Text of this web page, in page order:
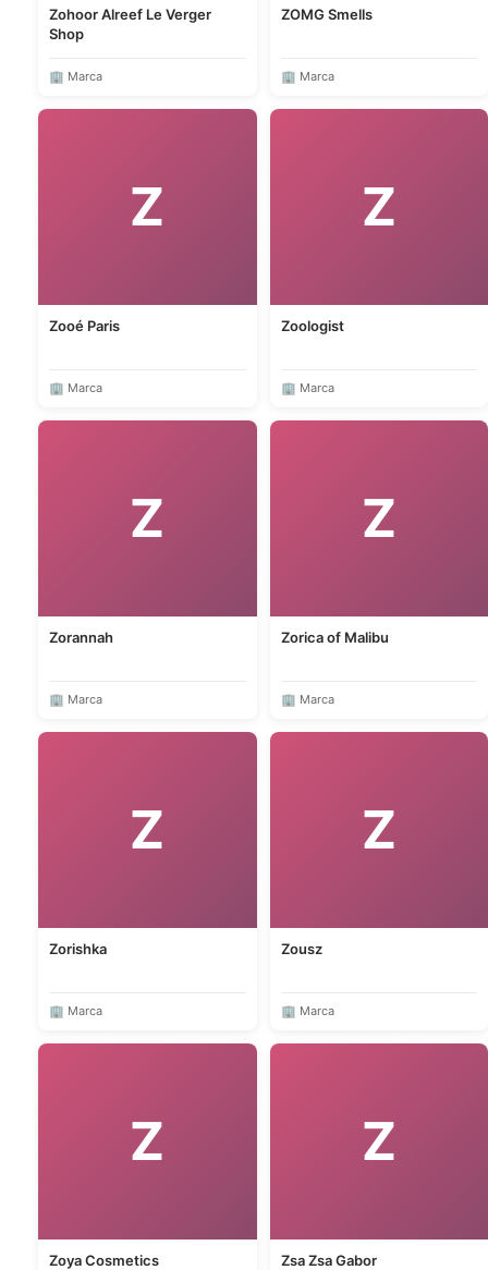
Zohoor Alreef Le Verger
Shop
🏢 Marca
ZOMG Smells
🏢 Marca
Z
Zooé Paris
🏢 Marca
Z
Zoologist
🏢 Marca
Z
Zorannah
🏢 Marca
Z
Zorica of Malibu
🏢 Marca
Z
Zorishka
🏢 Marca
Z
Zousz
🏢 Marca
Z
Zoya Cosmetics
Z
Zsa Zsa Gabor